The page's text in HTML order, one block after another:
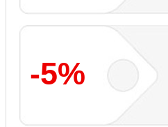
-5%